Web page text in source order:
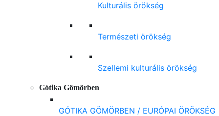
Kulturális örökség
Természeti örökség
Szellemi kulturális örökség
Gótika Gömörben
GÓTIKA GÖMÖRBEN / EURÓPAI ÖRÖKSÉG